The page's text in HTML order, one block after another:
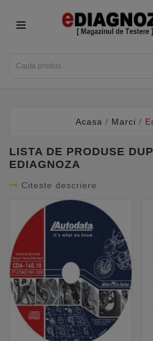
Acasa Marci
LISTA DE PRODUSE
EDIAGNOZA
Citeste descriere